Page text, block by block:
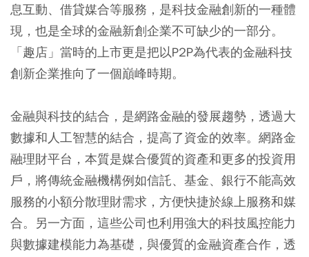
息互動、借貸媒合等服務，是科技金融創新的一種體
現，也是全球的金融新創企業不可缺少的一部分。
「趣店」當時的上市更是把以P2P為代表的金融科技
創新企業推向了一個巔峰時期。
金融與科技的結合，是網路金融的發展趨勢，透過大
數據和人工智慧的結合，提高了資金的效率。網路金
融理財平台，本質是媒合優質的資產和更多的投資用
戶，將傳統金融機構例如信託、基金、銀行不能高效
服務的小額分散理財需求，方便快捷於線上服務和媒
合。另一方面，這些公司也利用強大的科技風控能力
與數據建模能力為基礎，與優質的金融資產合作，透